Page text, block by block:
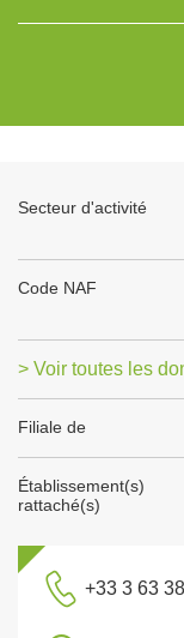
Secteur d'activité
Code NAF
> Voir toutes les
Filiale de
Établissement(s)
rattaché(s)
+33 3 63